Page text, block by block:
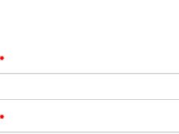
*
*